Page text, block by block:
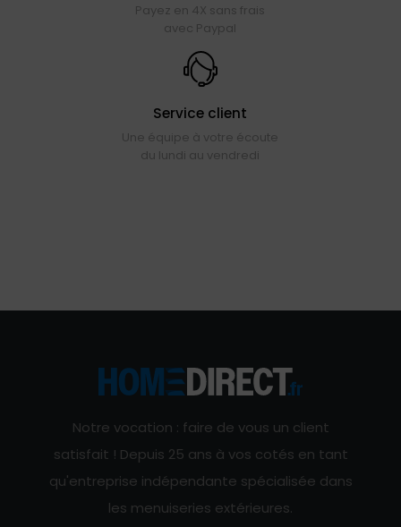
Payez en 4X sans frais
avec Paypal
Service client
Une équipe à votre écoute
du lundi au vendredi
Notre vocation : faire de vous un client
satisfait ! Depuis 25 ans à vos cotés en tant
qu'entreprise indépendante spécialisée dans
les menuiseries extérieures.